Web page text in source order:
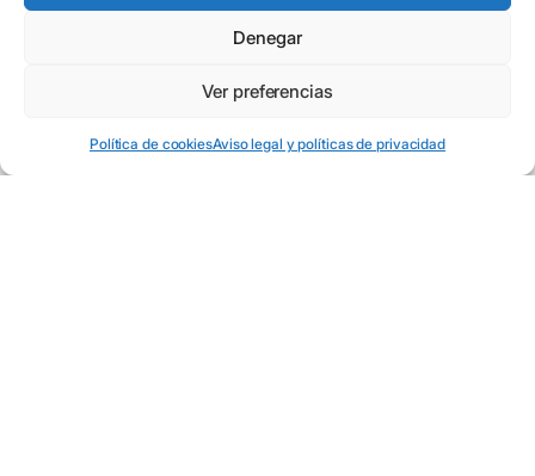
Denegar
Ver preferencias
Política de cookiesAviso legal y políticas de privacidad